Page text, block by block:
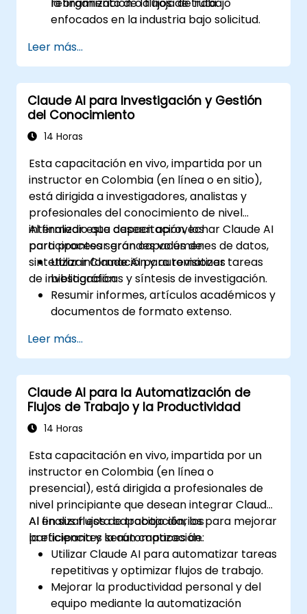
enfocados en la industria bajo solicitud.
Leer más...
Claude AI para Investigación y Gestión
del Conocimiento
14 Horas
Esta capacitación en vivo, impartida por un
instructor en Colombia (en línea o en sitio),
está dirigida a investigadores, analistas y
profesionales del conocimiento de nivel
intermedio que deseen aprovechar Claude AI
para procesar grandes volúmenes de datos,
sintetizar información y automatizar tareas
de investigación.
Al finalizar esta capacitación, los
participantes serán capaces de:
Utilizar Claude AI para revisiones
bibliográficas y síntesis de investigación.
Resumir informes, artículos académicos y
documentos de formato extenso.
de datos estructurados y no
estructurados.
Integrar Claude AI en flujos de trabajo de
investigación y gestión del conocimiento.
Leer más...
Claude AI para la Automatización de
Flujos de Trabajo y la Productividad
14 Horas
Esta capacitación en vivo, impartida por un
instructor en Colombia (en línea o
presencial), está dirigida a profesionales de
nivel principiante que desean integrar Claude
AI en sus flujos de trabajo diarios para mejorar
la eficiencia y la automatización.
Al finalizar esta capacitación, los
participantes serán capaces de:
Utilizar Claude AI para automatizar tareas
repetitivas y optimizar flujos de trabajo.
Mejorar la productividad personal y del
equipo mediante la automatización